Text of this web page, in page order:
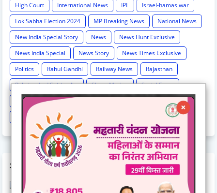
High Court
International News IPL
Israel-hamas war
Lok Sabha Election 2024
MP Breaking News
National News
New India Special Story
News
News Hunt Exclusive
News India Special
News Story
News Times Exclusive
Politics
Rahul Gandhi Railway News
Rajasthan
Religion And Spirituality
Share Market
Social Event
sonia Gandhi
Sports
Technology
Train Cancel
Uttarpradesh
AD CODE